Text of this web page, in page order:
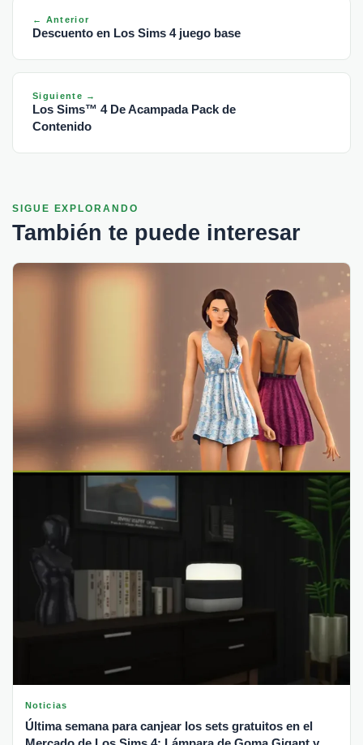
← Anterior
Descuento en Los Sims 4 juego base
Siguiente →
Los Sims™ 4 De Acampada Pack de
Contenido
SIGUE EXPLORANDO
También te puede interesar
Noticias
Última semana para canjear los sets gratuitos en el